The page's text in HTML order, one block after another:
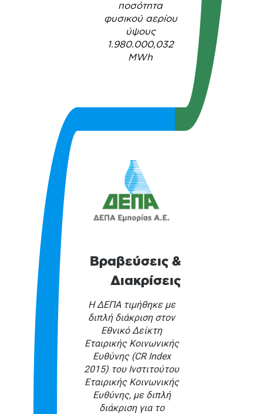
ποσότητα
φυσικού αερίου
ύψους
1.980.000,032
MWh
Βραβεύσεις &
Διακρίσεις
Η ΔΕΠΑ τιμήθηκε με
διπλή διάκριση στον
Εθνικό Δείκτη
Εταιρικής Κοινωνικής
Ευθύνης (CR Index
2015) του Ινστιτούτου
Εταιρικής Κοινωνικής
Ευθύνης, με διπλή
διάκριση για το